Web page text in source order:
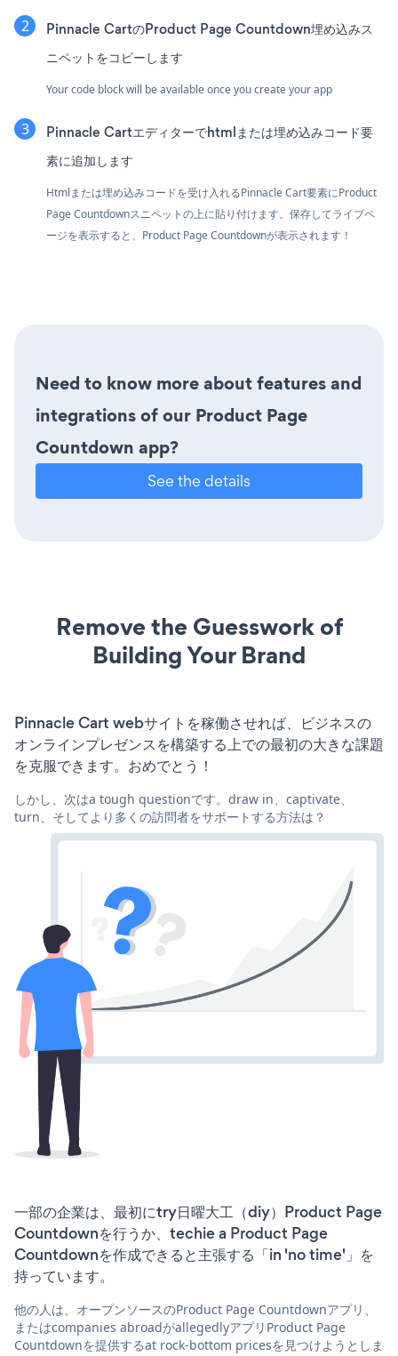
Pinnacle CartのProduct Page Countdown埋め込みス
ニペットをコピーします
Your code block will be available once you create your app
Pinnacle Cartエディターでhtmlまたは埋め込みコード要
素に追加します
Htmlまたは埋め込みコードを受け入れるPinnacle Cart要素にProduct
Page Countdownスニペットの上に貼り付けます。保存してライブペ
ージを表示すると、Product Page Countdownが表示されます！
Need to know more about features and
integrations of our Product Page
Countdown app?
See the details
Remove the Guesswork of
Building Your Brand
Pinnacle Cart webサイトを稼働させれば、ビジネスの
オンラインプレゼンスを構築する上での最初の大きな課題
を克服できます。おめでとう！
しかし、次はa tough questionです。draw in、captivate、
turn、そしてより多くの訪問者をサポートする方法は？
一部の企業は、最初にtry日曜大工（diy）Product Page
Countdownを行うか、techie a Product Page
Countdownを作成できると主張する「in 'no time'」を
持っています。
他の人は、オープンソースのProduct Page Countdownアプリ、
またはcompanies abroadがallegedlyアプリProduct Page
Countdownを提供するat rock-bottom pricesを見つけようとしま